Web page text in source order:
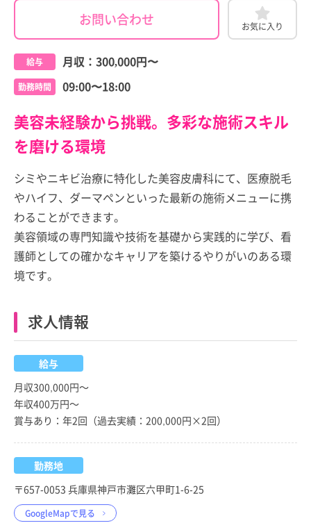
お問い合わせ お気に入り
給与 月収： 300,000円〜
勤務時間 09:00〜18:00
美容未経験から挑戦。多彩な施術スキル
を磨ける環境
シミやニキビ治療に特化した美容皮膚科にて、医療脱毛
やハイフ、ダーマペンといった最新の施術メニューに携
わることができます。
美容領域の専門知識や技術を基礎から実践的に学び、看
護師としての確かなキャリアを築けるやりがいのある環
境です。
求人情報
給与
月収300,000円～
年収400万円～
賞与あり：年2回（過去実績：200,000円×2回）
勤務地
〒657-0053 兵庫県神戸市灘区六甲町1-6-25
GoogleMapで見る